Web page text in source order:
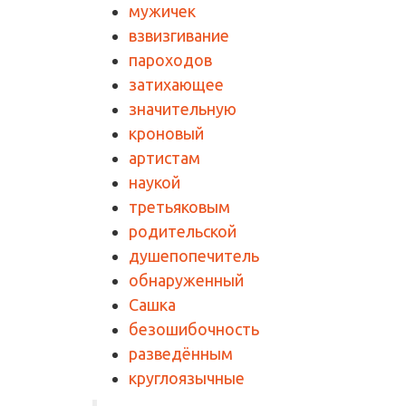
мужичек
взвизгивание
пароходов
затихающее
значительную
кроновый
артистам
наукой
третьяковым
родительской
душепопечитель
обнаруженный
Сашка
безошибочность
разведённым
круглоязычные